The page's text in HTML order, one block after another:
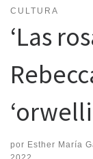
CULTURA
‘Las
por Esther María